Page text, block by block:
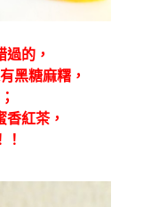
的，
黑糖麻糬，
紅茶，